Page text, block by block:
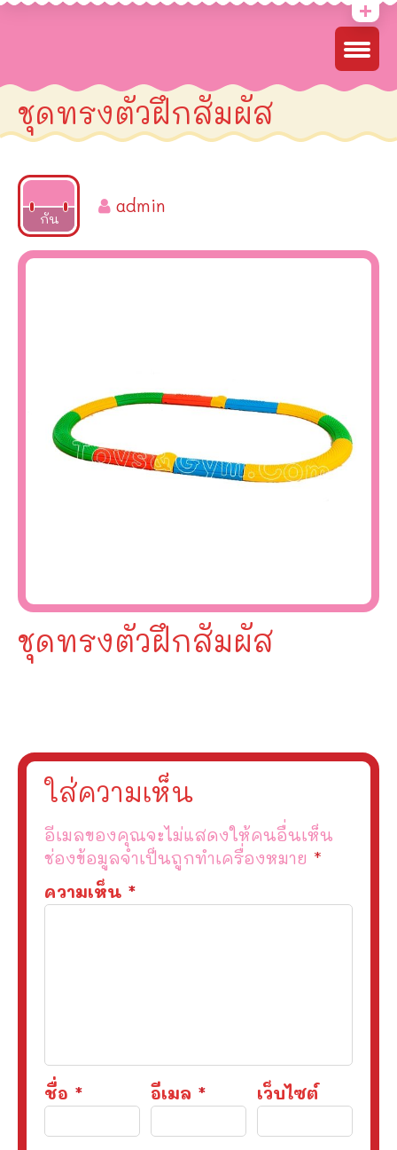
ชุดทรงตัวฝึกสัมผัส
กัน
2025
admin
ชุดทรงตัวฝึกสัมผัส
ใส่ความเห็น
อีเมลของคุณจะไม่แสดงให้คนอื่นเห็น
ช่องข้อมูลจำเป็นถูกทำเครื่องหมาย *
ความเห็น *
ชื่อ * อีเมล * เว็บไซต์